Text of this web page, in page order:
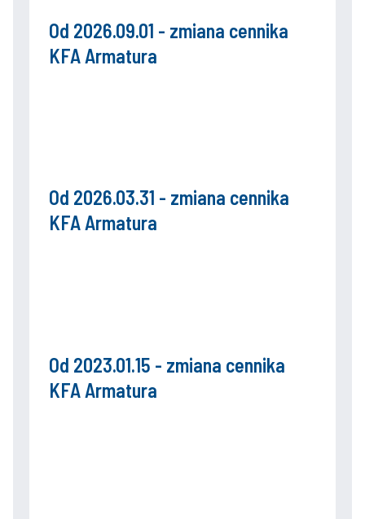
Od 2026.09.01 - zmiana cennika
KFA Armatura
Od 2026.03.31 - zmiana cennika
KFA Armatura
Od 2023.01.15 - zmiana cennika
KFA Armatura